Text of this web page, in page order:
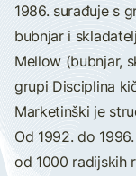
1986. surađuje s
bubnjar i
Mellow (bubnjar,
grupi Disciplina
Marketinški je
Od 1992. do
od 1000 radijskih